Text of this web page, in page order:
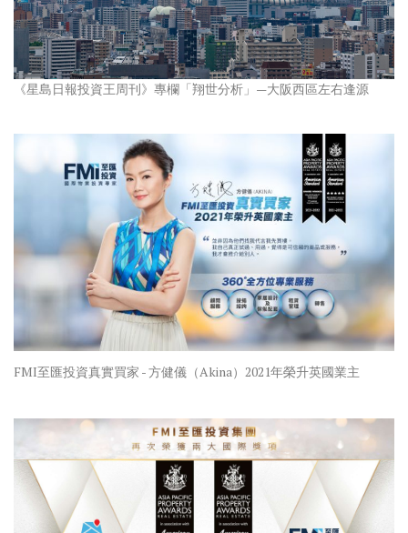
《星島日報投資王周刊》專欄「翔世分析」—大阪西區左右逢源
FMI至匯投資真實買家 - 方健儀（Akina）2021年榮升英國業主